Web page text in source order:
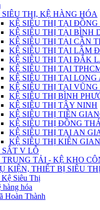
SIÊU THỊ, KỆ HÀNG HÓA
KỆ SIÊU THỊ TẠI
KỆ SIÊU THỊ TẠI BÌNH
KỆ SIÊU THỊ TẠI CẦN
KỆ SIÊU THỊ TẠI LÂM
KỆ SIÊU THỊ TẠI ĐẮK
KỆ SIÊU THỊ TẠI
KỆ SIÊU THỊ TẠI LONG
KỆ SIÊU THỊ TẠI
KỆ SIÊU THỊ BÌNH
KỆ SIÊU THỊ TÂY NINH
KỆ SIÊU THỊ TIỀN
KỆ SIÊU THỊ ĐỒNG
KỆ SIÊU THỊ TẠI AN
KỆ SIÊU THỊ KIÊN
SẮT V LỖ
TRUNG TẢI - KỆ KHO
KIỆN, THIẾT BỊ SIÊU
Siêu Thị
hóa
Hoàn Thành